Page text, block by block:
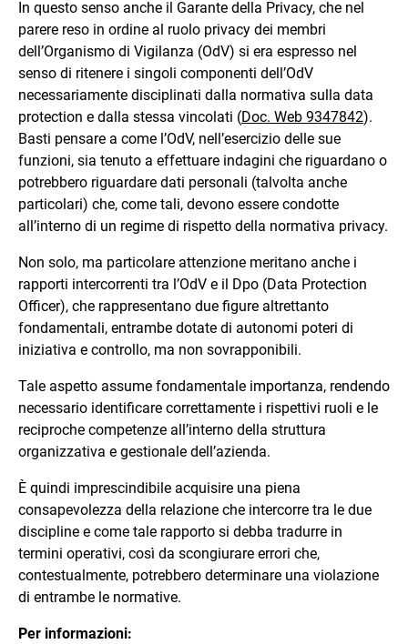
In questo senso anche il Garante della Privacy, che nel
parere reso in ordine al ruolo privacy dei membri
dell’Organismo di Vigilanza (OdV) si era espresso nel
senso di ritenere i singoli componenti dell’OdV
necessariamente disciplinati dalla normativa sulla data
protection e dalla stessa vincolati (Doc. Web 9347842).
Basti pensare a come l’OdV, nell’esercizio delle sue
funzioni, sia tenuto a effettuare indagini che riguardano o
potrebbero riguardare dati personali (talvolta anche
particolari) che, come tali, devono essere condotte
all’interno di un regime di rispetto della normativa privacy.
Non solo, ma particolare attenzione meritano anche i
rapporti intercorrenti tra l’OdV e il Dpo (Data Protection
Officer), che rappresentano due figure altrettanto
fondamentali, entrambe dotate di autonomi poteri di
iniziativa e controllo, ma non sovrapponibili.
Tale aspetto assume fondamentale importanza, rendendo
necessario identificare correttamente i rispettivi ruoli e le
reciproche competenze all’interno della struttura
organizzativa e gestionale dell’azienda.
È quindi imprescindibile acquisire una piena
consapevolezza della relazione che intercorre tra le due
discipline e come tale rapporto si debba tradurre in
termini operativi, così da scongiurare errori che,
contestualmente, potrebbero determinare una violazione
di entrambe le normative.
Per informazioni: